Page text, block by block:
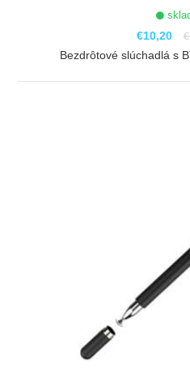
€10,20
Bezdrôtové slúchadlá s